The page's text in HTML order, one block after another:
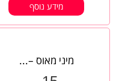
מידע נוסף
מיני מאוס –...